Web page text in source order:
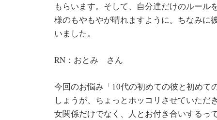
もらいます。そして、自分達だけのルー
様のもやもやが晴れますように。ちなみに
いました。
RN：おとみ さん
今回のお悩み「10代の初めての彼と初め
しょうが、ちょっとホッコリさせていた
女関係だけでなく、人とお付き合いするっ